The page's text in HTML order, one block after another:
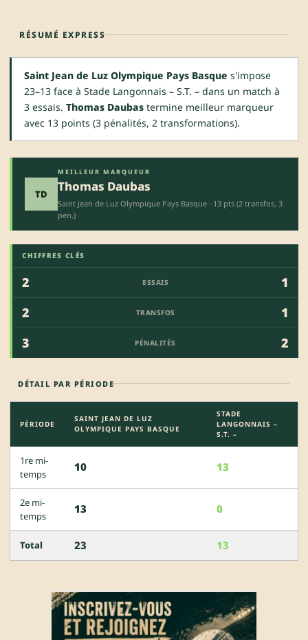
RÉSUMÉ EXPRESS
Saint Jean de Luz Olympique Pays Basque s'impose
23–13 face à Stade Langonnais – S.T. – dans un match à
3 essais. Thomas Daubas termine meilleur marqueur
avec 13 points (3 pénalités, 2 transformations).
TD
MEILLEUR MARQUEUR
Thomas Daubas
Saint Jean de Luz Olympique Pays Basque · 13 pts (2 transfos, 3
pen.)
CHIFFRES CLÉS
2 ESSAIS
1
2
TRANSFOS
1
3
PÉNALITÉS 2
DÉTAIL PAR PÉRIODE
PÉRIODE
SAINT JEAN DE LUZ
OLYMPIQUE PAYS BASQUE
STADE
LANGONNAIS –
S.T. –
1re mi-
temps
10 13
2e mi-
temps
13 0
Total 23 13